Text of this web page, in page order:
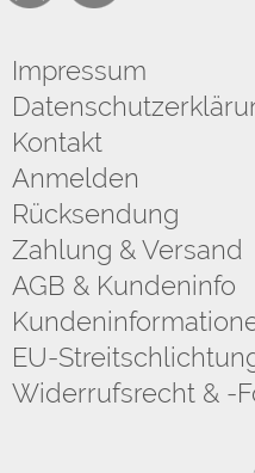
Impressum
Kontakt
Anmelden
Rücksendung
Zahlung & Versand
AGB & Kundeninfo
EU-
Widerrufsrecht & -